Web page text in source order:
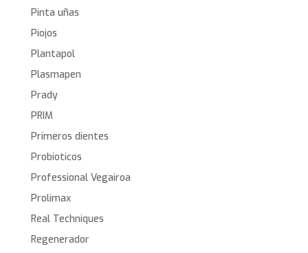
Pinta uñas
Piojos
Plantapol
Plasmapen
Prady
PRIM
Primeros dientes
Probioticos
Professional Vegairoa
Prolimax
Real Techniques
Regenerador